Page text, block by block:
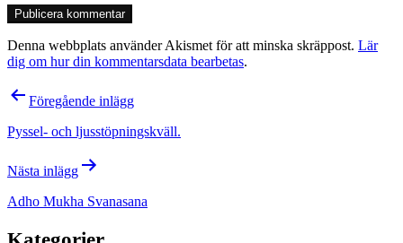
Denna webbplats använder Akismet för att minska skräppost. Lär
dig om hur din kommentarsdata bearbetas.
Inläggsnavigering
Föregående inlägg
Pyssel- och ljusstöpningskväll.
Nästa inlägg
Adho Mukha Svanasana